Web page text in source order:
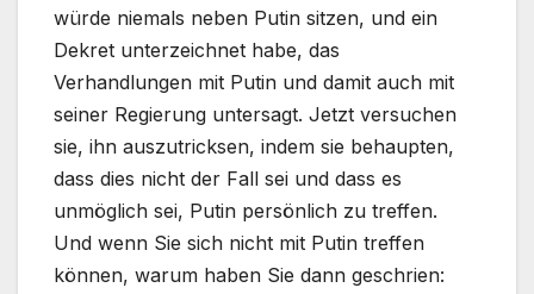
würde niemals neben Putin sitzen, und ein
Dekret unterzeichnet habe, das
Verhandlungen mit Putin und damit auch mit
seiner Regierung untersagt. Jetzt versuchen
sie, ihn auszutricksen, indem sie behaupten,
dass dies nicht der Fall sei und dass es
unmöglich sei, Putin persönlich zu treffen.
Und wenn Sie sich nicht mit Putin treffen
können, warum haben Sie dann geschrien: